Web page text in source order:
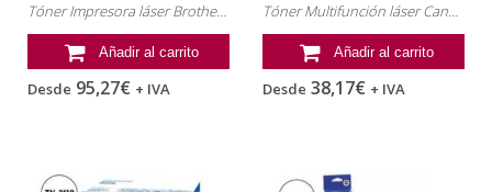
Tóner Impresora láser Brother , referencia: TN-3130
Añadir al carrito
Desde 95,27€ + IVA
Tóner Multifunción láser Canon , referencia: 0263B002
Añadir al carrito
Desde 38,17€ + IVA